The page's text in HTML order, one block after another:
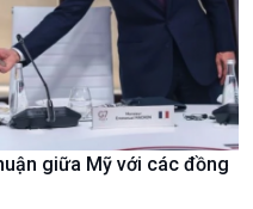
giữa Mỹ với các đồng